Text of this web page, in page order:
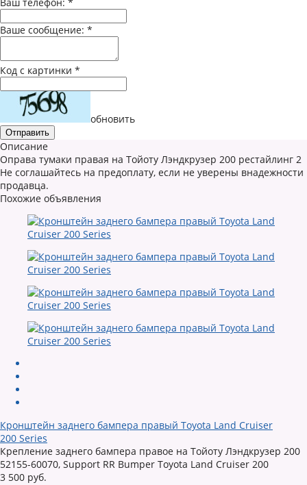
Ваше сообщение: *
Код с картинки *
обновить
Описание
Оправа тумаки правая на Тойоту Лэндкрузер 200 рестайлинг 2
Не соглашайтесь на предоплату, если не уверены внадежности
продавца.
Похожие объявления
Кронштейн заднего бампера правый Toyota Land Cruiser
200 Series
Крепление заднего бампера правое на Тойоту Лэндкрузер 200
52155-60070, Support RR Bumper Toyota Land Cruiser 200
3 500 руб.